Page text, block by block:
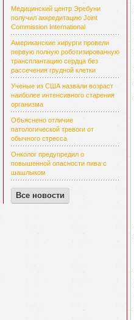
Медицинский центр Эребуни
получил аккредитацию Joint
Commission International
Американские хирурги провели
первую полную роботизированную
трансплантацию сердца без
рассечения грудной клетки
Ученые из США назвали возраст
наиболее интенсивного старения
организма
Объяснено отличие
патологической тревоги от
обычного стресса
Онколог предупредил о
повышенной опасности пива с
шашлыком
Все новости